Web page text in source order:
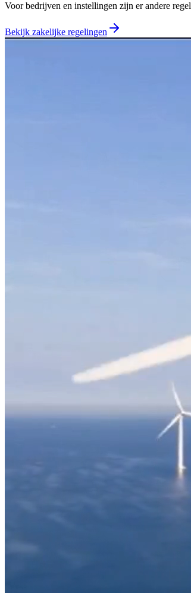
Voor bedrijven en instellingen zijn er andere
Bekijk zakelijke regelingen